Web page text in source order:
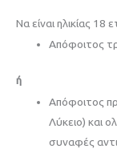
Να είναι ηλικίας 18
Απόφοιτος
ή
Απόφοιτος
Λύκειο) και
συναφές